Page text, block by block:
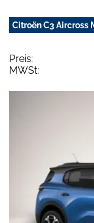
Citroën C3 Aircross
Preis:
MWSt: